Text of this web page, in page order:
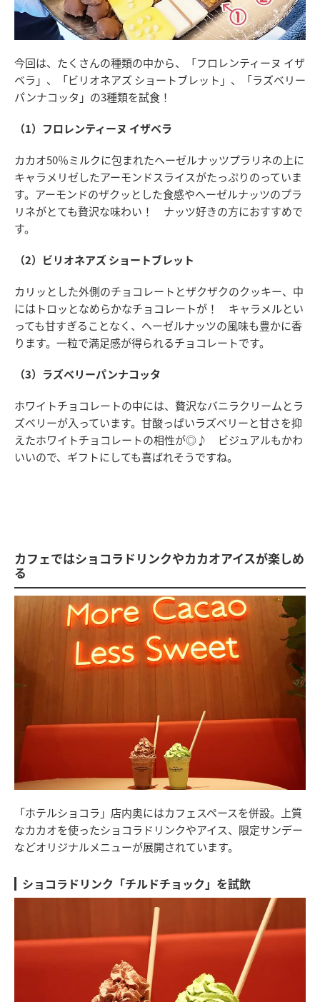
今回は、たくさんの種類の中から、「フロレンティーヌ イザ
ベラ」、「ビリオネアズ ショートブレット」、「ラズベリー
パンナコッタ」の3種類を試食！
（1）フロレンティーヌ イザベラ
カカオ50％ミルクに包まれたヘーゼルナッツプラリネの上に
キャラメリゼしたアーモンドスライスがたっぷりのっていま
す。アーモンドのザクッとした食感やヘーゼルナッツのプラ
リネがとても贅沢な味わい！ ナッツ好きの方におすすめで
す。
（2）ビリオネアズ ショートブレット
カリッとした外側のチョコレートとザクザクのクッキー、中
にはトロッとなめらかなチョコレートが！ キャラメルとい
っても甘すぎることなく、ヘーゼルナッツの風味も豊かに香
ります。一粒で満足感が得られるチョコレートです。
（3）ラズベリーパンナコッタ
ホワイトチョコレートの中には、贅沢なバニラクリームとラ
ズベリーが入っています。甘酸っぱいラズベリーと甘さを抑
えたホワイトチョコレートの相性が◎♪ ビジュアルもかわ
いいので、ギフトにしても喜ばれそうですね。
カフェではショコラドリンクやカカオアイスが楽しめ
る
「ホテルショコラ」店内奥にはカフェスペースを併設。上質
なカカオを使ったショコラドリンクやアイス、限定サンデー
などオリジナルメニューが展開されています。
ショコラドリンク「チルドチョック」を試飲